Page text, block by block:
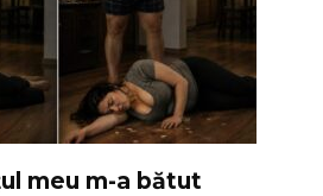
meu m-a bătut